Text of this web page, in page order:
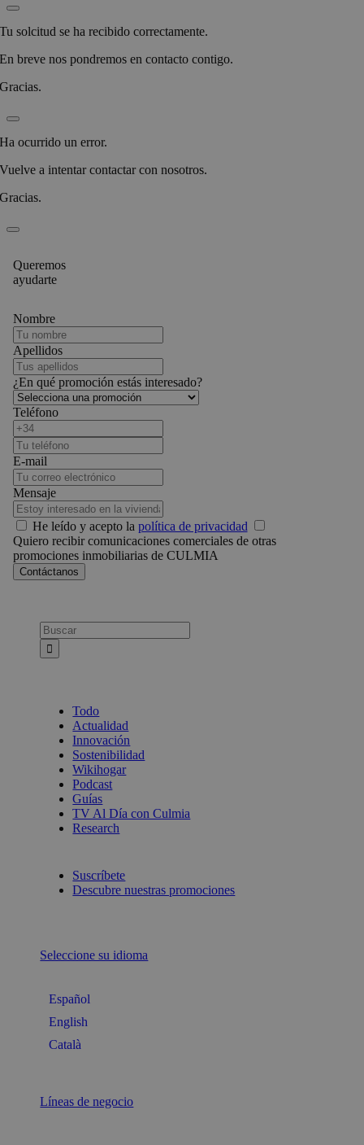
Tu solcitud se ha recibido correctamente.
En breve nos pondremos en contacto contigo.
Gracias.
Ha ocurrido un error.
Vuelve a intentar contactar con nosotros.
Gracias.
Queremos
ayudarte
Nombre
Apellidos
¿En qué promoción estás interesado?
Teléfono
E-mail
Mensaje
He leído y acepto la política de privacidad
Quiero recibir comunicaciones comerciales de otras
promociones inmobiliarias de CULMIA
Busca:
Todo
Actualidad
Innovación
Sostenibilidad
Wikihogar
Podcast
Guías
TV Al Día con Culmia
Research
Suscríbete
Descubre nuestras promociones
Seleccione su idioma
Español
English
Català
Líneas de negocio